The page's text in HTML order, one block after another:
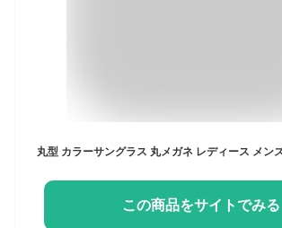
この商品をサイトでみる